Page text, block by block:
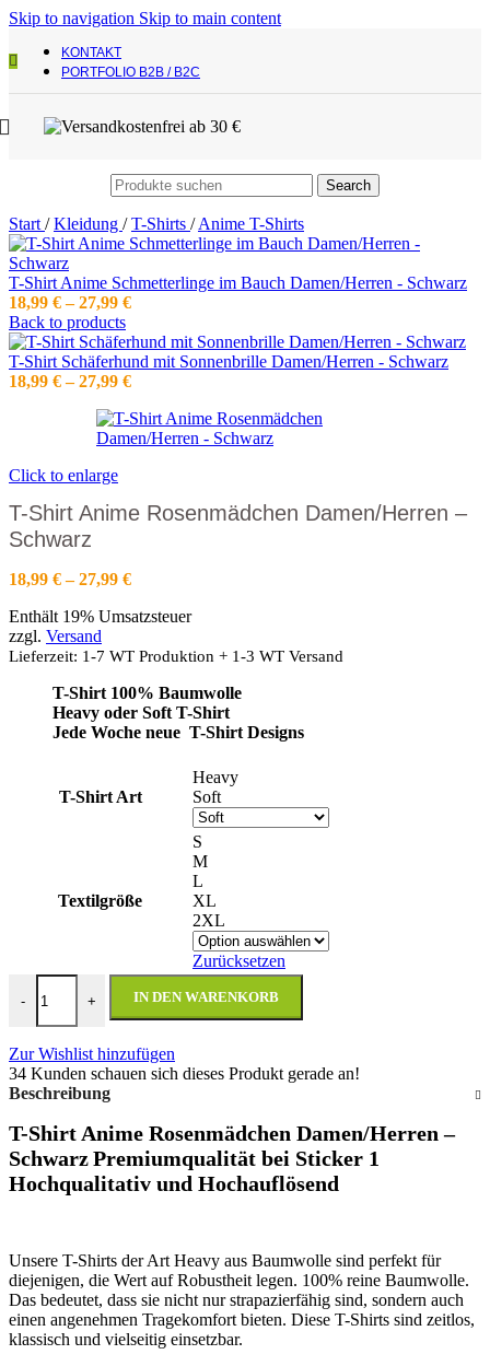
Skip to navigation Skip to main content
KONTAKT
PORTFOLIO B2B / B2C
Search
Start / Kleidung / T-Shirts / Anime T-Shirts
T-Shirt Anime Schmetterlinge im Bauch Damen/Herren - Schwarz
18,99 € –27,99 €Preisspanne:
bis
27,99 €
Back to products
T-Shirt Schäferhund mit Sonnenbrille Damen/Herren - Schwarz
18,99 € –27,99 €Preisspanne:
bis
27,99 €
Click to enlarge
T-Shirt Anime Rosenmädchen Damen/Herren –
Schwarz
18,99 € –27,99 €Preisspanne:
bis
Enthält 19% Umsatzsteuer
zzgl. Versand
Lieferzeit: 1-7 WT Produktion + 1-3 WT Versand
T-Shirt 100% Baumwolle
Heavy oder Soft T-Shirt
Jede Woche neue T-Shirt Designs
T-Shirt Art
Heavy
Soft
Textilgröße
S
M
L
XL
2XL
Zurücksetzen
-
T-Shirt Anime Rosenmädchen Damen/Herren - Schwarz Menge
+ IN DEN WARENKORB
Zur Wishlist hinzufügen
34 Kunden schauen sich dieses Produkt gerade an!
Beschreibung
T-Shirt Anime Rosenmädchen Damen/Herren –
SchwarzPremiumqualität bei Sticker 1
Hochqualitativ und Hochauflösend
Unsere T-Shirts der Art Heavy aus Baumwolle sind perfekt für
diejenigen, die Wert auf Robustheit legen. 100% reine Baumwolle.
Das bedeutet, dass sie nicht nur strapazierfähig sind, sondern auch
einen angenehmen Tragekomfort bieten. Diese T-Shirts sind zeitlos,
klassisch und vielseitig einsetzbar.